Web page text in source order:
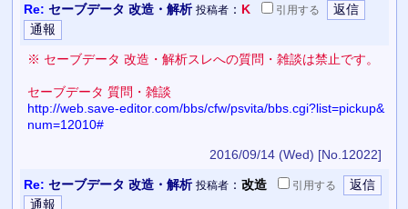
Re: セーブデータ 改造・解析 投稿者： K 引用する
※ セーブデータ 改造・解析スレへの質問・雑談は禁止です。
セーブデータ 質問・雑談
http://web.save-editor.com/bbs/cfw/psvita/bbs.cgi?list=pickup&
num=12010#
2016/09/14 (Wed) [No.12022]
Re: セーブデータ 改造・解析 投稿者： 改造 引用する